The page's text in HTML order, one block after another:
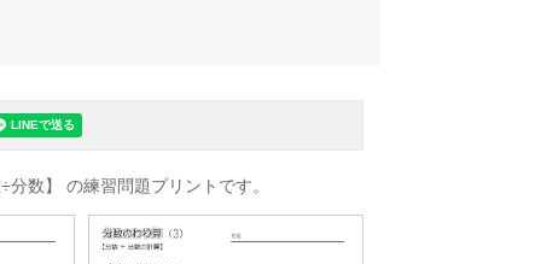
数】 の練習問題プリントです。